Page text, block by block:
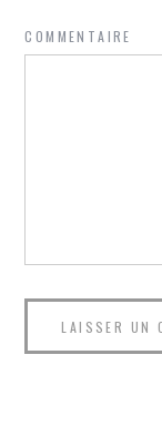
COMMENTAIRE